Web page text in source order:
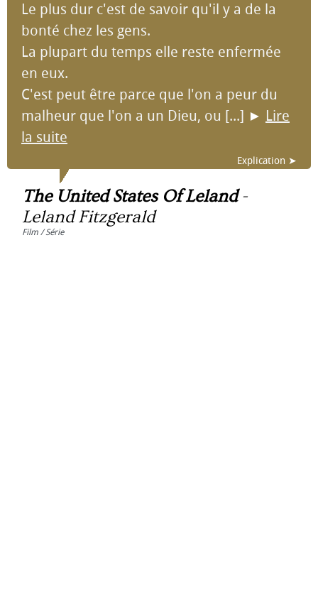
Le plus dur c'est de savoir qu'il y a de la
bonté chez les gens.
La plupart du temps elle reste enfermée
en eux.
C'est peut être parce que l'on a peur du
malheur que l'on a un Dieu, ou [...] ► Lire
la suite
Explication ➤
The United States Of Leland-
Leland Fitzgerald
Film / Série